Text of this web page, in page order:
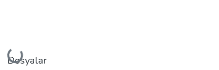
Yükleniyor...
Dosyalar